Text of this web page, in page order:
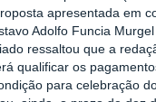
apresentada em
Adolfo Funcia
ressaltou que a
qualificar os
para celebração